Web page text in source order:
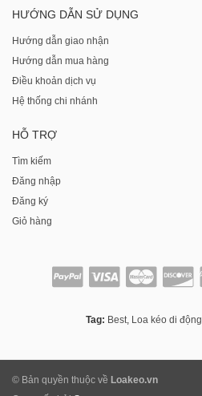
HƯỚNG DẪN SỬ DỤNG
Hướng dẫn giao nhận
Hướng dẫn mua hàng
Điều khoản dịch vụ
Hệ thống chi nhánh
HỖ TRỢ
Tìm kiếm
Đăng nhập
Đăng ký
Giỏ hàng
Tag: Best, Loa kéo di động
© Bản quyền thuộc về Loakeo.vn